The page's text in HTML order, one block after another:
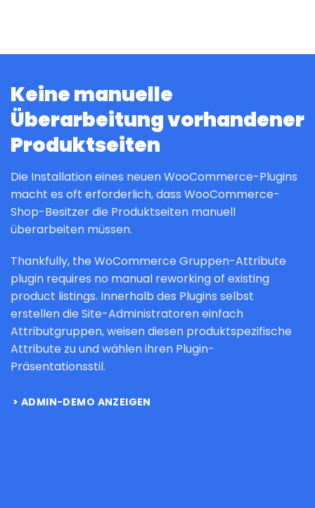
Keine manuelle
Überarbeitung vorhandener
Produktseiten
Die Installation eines neuen WooCommerce-Plugins
macht es oft erforderlich, dass WooCommerce-
Shop-Besitzer die Produktseiten manuell
überarbeiten müssen.
Thankfully, the WoCommerce Gruppen-Attribute
plugin requires no manual reworking of existing
product listings. Innerhalb des Plugins selbst
erstellen die Site-Administratoren einfach
Attributgruppen, weisen diesen produktspezifische
Attribute zu und wählen ihren Plugin-
Präsentationsstil.
ADMIN-DEMO ANZEIGEN